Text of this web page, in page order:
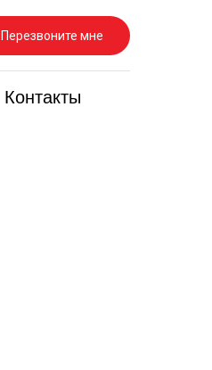
Перезвоните мне
Контакты